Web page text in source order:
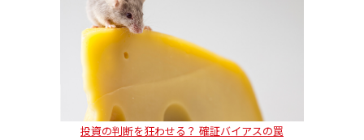
投資の判断を狂わせる？ 確証バイアスの罠